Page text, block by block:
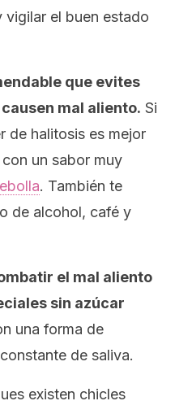
vigilar el buen estado
que evites
mal aliento. Si
de halitosis es mejor
un sabor muy
. También te
de alcohol, café y
el mal aliento
sin azúcar
una forma de
de saliva.
existen chicles